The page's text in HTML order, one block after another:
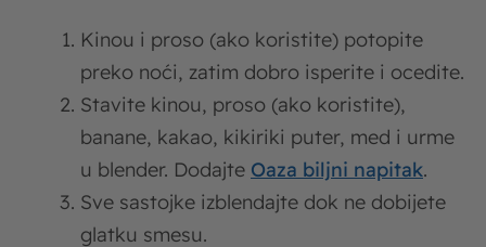
Kinou i proso (ako koristite) potopite
preko noći, zatim dobro isperite i ocedite.
Stavite kinou, proso (ako koristite),
banane, kakao, kikiriki puter, med i urme
u blender. Dodajte Oaza biljni napitak.
Sve sastojke izblendajte dok ne dobijete
glatku smesu.